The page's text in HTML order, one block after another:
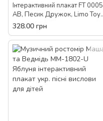
Інтерактивний плакат FT 0005
AB, Песик Дружок, Limo Toy,
дитячий, розвиваючий,
навчальний, іграшка для дітей
328.00 грн